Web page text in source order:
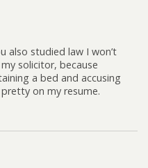
also studied law I won’t
solicitor, because
a bed and accusing
on my resume.